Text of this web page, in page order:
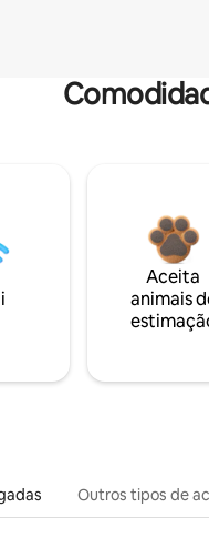
Aceita
animais
Outros tipos de